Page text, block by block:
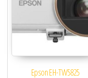
Epson EH-TW5825